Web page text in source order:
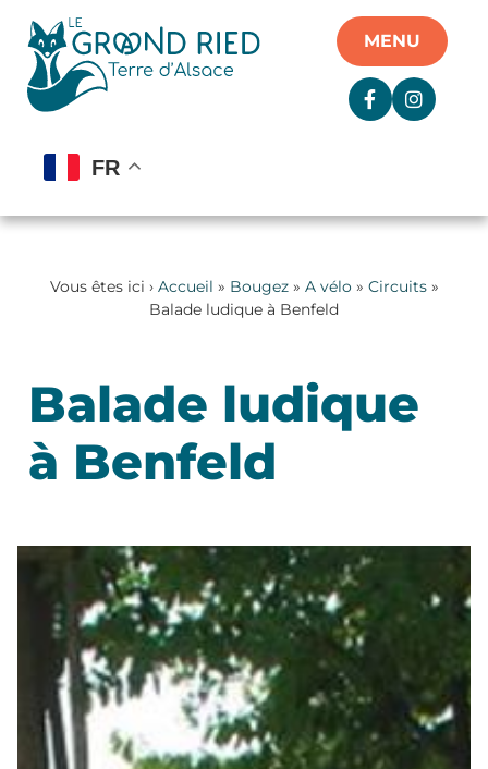
MENU
FR
Vous êtes ici › Accueil » Bougez» A vélo» Circuits»
Balade ludique à Benfeld
Balade ludique
à Benfeld
Panneau de gestion des cookies